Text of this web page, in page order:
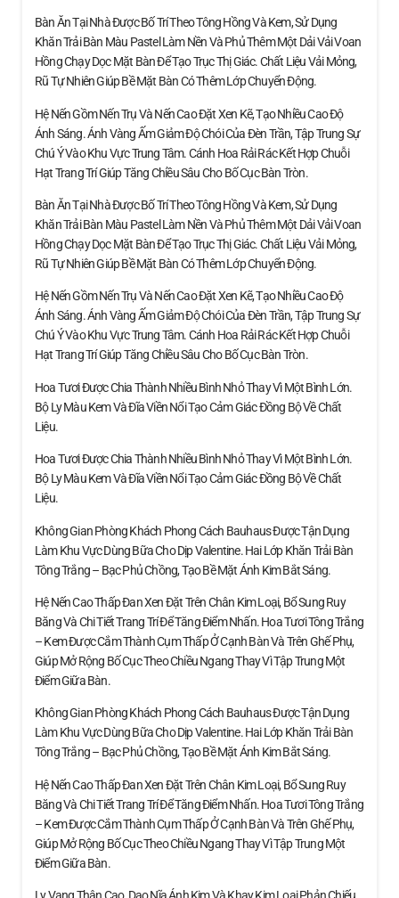
Bàn Ăn Tại Nhà Được Bố Trí Theo Tông Hồng Và Kem, Sử Dụng
Khăn Trải Bàn Màu Pastel Làm Nền Và Phủ Thêm Một Dải Vải Voan
Hồng Chạy Dọc Mặt Bàn Để Tạo Trục Thị Giác. Chất Liệu Vải Mỏng,
Rũ Tự Nhiên Giúp Bề Mặt Bàn Có Thêm Lớp Chuyển Động.
Hệ Nến Gồm Nến Trụ Và Nến Cao Đặt Xen Kẽ, Tạo Nhiều Cao Độ
Ánh Sáng. Ánh Vàng Ấm Giảm Độ Chói Của Đèn Trần, Tập Trung Sự
Chú Ý Vào Khu Vực Trung Tâm. Cánh Hoa Rải Rác Kết Hợp Chuỗi
Hạt Trang Trí Giúp Tăng Chiều Sâu Cho Bố Cục Bàn Tròn.
Bàn Ăn Tại Nhà Được Bố Trí Theo Tông Hồng Và Kem, Sử Dụng
Khăn Trải Bàn Màu Pastel Làm Nền Và Phủ Thêm Một Dải Vải Voan
Hồng Chạy Dọc Mặt Bàn Để Tạo Trục Thị Giác. Chất Liệu Vải Mỏng,
Rũ Tự Nhiên Giúp Bề Mặt Bàn Có Thêm Lớp Chuyển Động.
Hệ Nến Gồm Nến Trụ Và Nến Cao Đặt Xen Kẽ, Tạo Nhiều Cao Độ
Ánh Sáng. Ánh Vàng Ấm Giảm Độ Chói Của Đèn Trần, Tập Trung Sự
Chú Ý Vào Khu Vực Trung Tâm. Cánh Hoa Rải Rác Kết Hợp Chuỗi
Hạt Trang Trí Giúp Tăng Chiều Sâu Cho Bố Cục Bàn Tròn.
Hoa Tươi Được Chia Thành Nhiều Bình Nhỏ Thay Vì Một Bình Lớn.
Bộ Ly Màu Kem Và Đĩa Viền Nổi Tạo Cảm Giác Đồng Bộ Về Chất
Liệu.
Hoa Tươi Được Chia Thành Nhiều Bình Nhỏ Thay Vì Một Bình Lớn.
Bộ Ly Màu Kem Và Đĩa Viền Nổi Tạo Cảm Giác Đồng Bộ Về Chất
Liệu.
Không Gian Phòng Khách Phong Cách Bauhaus Được Tận Dụng
Làm Khu Vực Dùng Bữa Cho Dịp Valentine. Hai Lớp Khăn Trải Bàn
Tông Trắng – Bạc Phủ Chồng, Tạo Bề Mặt Ánh Kim Bắt Sáng.
Hệ Nến Cao Thấp Đan Xen Đặt Trên Chân Kim Loại, Bổ Sung Ruy
Băng Và Chi Tiết Trang Trí Để Tăng Điểm Nhấn. Hoa Tươi Tông Trắng
– Kem Được Cắm Thành Cụm Thấp Ở Cạnh Bàn Và Trên Ghế Phụ,
Giúp Mở Rộng Bố Cục Theo Chiều Ngang Thay Vì Tập Trung Một
Điểm Giữa Bàn.
Không Gian Phòng Khách Phong Cách Bauhaus Được Tận Dụng
Làm Khu Vực Dùng Bữa Cho Dịp Valentine. Hai Lớp Khăn Trải Bàn
Tông Trắng – Bạc Phủ Chồng, Tạo Bề Mặt Ánh Kim Bắt Sáng.
Hệ Nến Cao Thấp Đan Xen Đặt Trên Chân Kim Loại, Bổ Sung Ruy
Băng Và Chi Tiết Trang Trí Để Tăng Điểm Nhấn. Hoa Tươi Tông Trắng
– Kem Được Cắm Thành Cụm Thấp Ở Cạnh Bàn Và Trên Ghế Phụ,
Giúp Mở Rộng Bố Cục Theo Chiều Ngang Thay Vì Tập Trung Một
Điểm Giữa Bàn.